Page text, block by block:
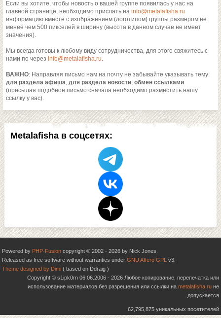
Metalafisha в соцсетях:
Если вы хотите, чтобы новость о вашей группе появилась у нас на
главной странице, необходимо прислать на info@metalafisha.ru
информацию вместе с изображением (логотипом) группы размером не
менее чем 500 пикселей в ширину (высота в данном случае не имеет
значения).
Мы всегда готовы к любому виду сотрудничества, для этого свяжитесь с
нами по через info@metalafisha.ru
ВАЖНО: Направляя письмо нам на почту не забывайте указывать тему:
для раздела афиша
для раздела новости обмен ссылками
(присылая подобное письмо сначала необходимо разместить нашу
ссылку у вас).
Powered by PHP-Fusion copyright © 2002 - 2026 by Nick Jones.
Released as free software without warranties under GNU Affero GPL v3.
Theme designed by Dimi ( based on Ddraig )
Copyright © s1ipk0rn 06.06.2006 - 2026 Любое копирование, перепечатка или
использование материалов без разрешения или ссылки на metalafisha.ru не
допускается
62,795,875 уникальных посетителей